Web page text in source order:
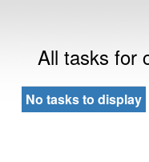
All tasks for
No tasks to display